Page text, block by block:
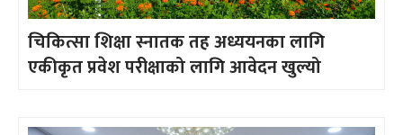
चिकित्सा शिक्षा स्नातक तह अध्ययनका लागि
एकीकृत प्रवेश परीक्षाको लागि आवेदन खुल्यो